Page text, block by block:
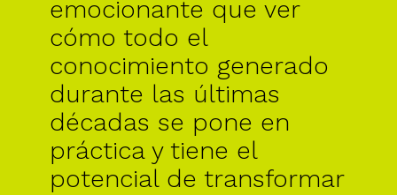
emocionante que ver
cómo todo el
conocimiento generado
durante las últimas
décadas se pone en
práctica y tiene el
potencial de transformar